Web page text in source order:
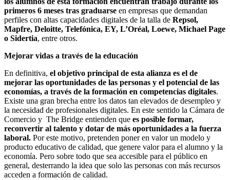
primeros 6 meses tras graduarse en empresas que demandan
perfiles con altas capacidades digitales de la talla de Repsol,
Mapfre, Deloitte, Telefónica, EY, L’Oréal, Loewe, Michael Page
o Sidertia, entre otros.
Mejorar vidas a través de la educación
En definitiva, el objetivo principal de esta alianza es el de
mejorar las oportunidades de las personas y el potencial de las
economías, a través de la formación en competencias digitales.
Existe una gran brecha entre los datos tan elevados de desempleo y
la necesidad de profesionales digitales. En este sentido la Cámara de
Comercio y The Bridge entienden que es posible formar,
reconvertir al talento y dotar de más oportunidades a la fuerza
laboral. Por este motivo, pretenden poner en valor un modelo y
producto educativo de calidad, que genere valor para el alumno y la
economía. Pero sobre todo que sea accesible para el público en
general, desterrando la idea que solo las personas con más recursos
acceden a formación de calidad.